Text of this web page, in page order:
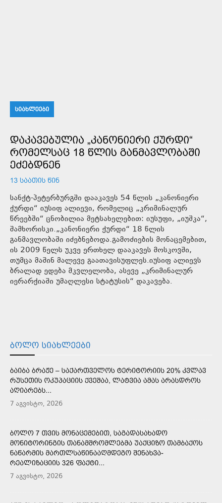
ᲡᲘᲐᲮᲚᲔᲔᲑᲘ
ᲓᲐᲙᲐᲕᲔᲑᲣᲚᲘᲐ „ᲙᲐᲜᲝᲜᲘᲔᲠᲘ ᲥᲣᲠᲓᲘ“
ᲠᲝᲛᲔᲚᲡᲐᲪ 18 ᲬᲚᲘᲡ ᲒᲐᲜᲛᲐᲕᲚᲝᲑᲐᲨᲘ
ᲔᲫᲔᲑᲓᲜᲔᲜ
13 ᲡᲐᲐᲗᲘᲡ ᲬᲘᲜ
სანქტ-პეტერბურგში დააკავეს 54 წლის „კანონიერი
ქურდი“ იუსიფ ალიევი, რომელიც „კრიმინალურ
წრეებში“ ცნობილია მეტსახელებით: იუსუფი, „იუშკა“,
შამხორისკი.„კანონიერი ქურდი“ 18 წლის
განმავლობაში იძებნებოდა.გამოძიების მონაცემებით,
ის 2009 წელს უკვე ერთხელ დააკავეს მოსკოვში,
თუმცა მაშინ მალევე გაათავისუფლეს.იუსიფ ალიევს
ბრალად ედება მკვლელობა, ასევე „კრიმინალურ
იერარქიაში უმაღლესი სტატუსის“ დაკავება.
ᲑᲝᲚᲝ ᲡᲘᲐᲮᲚᲔᲔᲑᲘ
ᲑᲐᲘᲑᲐ ᲑᲠᲐᲟᲔ – ᲡᲐᲥᲐᲠᲗᲕᲔᲚᲝᲡ ᲢᲔᲠᲘᲢᲝᲠᲘᲘᲡ 20% ᲙᲕᲚᲐᲕ
ᲠᲣᲡᲔᲗᲘᲡ ᲝᲙᲣᲞᲐᲪᲘᲘᲡ ᲥᲕᲔᲨᲐᲐ, ᲚᲐᲢᲕᲘᲐ ᲐᲛᲐᲡ ᲐᲠᲐᲡᲓᲠᲝᲡ
ᲐᲦᲘᲐᲠᲔᲑᲡ...
7 აგვისტო, 2026
ᲑᲝᲚᲝ 7 ᲗᲕᲘᲡ ᲛᲝᲜᲐᲪᲔᲛᲔᲑᲘᲗ, ᲡᲐᲒᲐᲓᲐᲡᲐᲮᲐᲓᲝ
ᲛᲝᲜᲘᲢᲝᲠᲘᲜᲒᲘᲡ ᲗᲐᲜᲐᲛᲨᲠᲝᲛᲚᲔᲑᲛᲐ ᲣᲐᲥᲪᲘᲖᲝ ᲗᲐᲛᲑᲐᲥᲝᲡ
ᲜᲐᲬᲐᲠᲛᲘᲡ ᲛᲐᲠᲗᲚᲡᲐᲬᲘᲜᲐᲐᲦᲛᲓᲔᲒᲝ ᲨᲔᲜᲐᲮᲕᲐ-
ᲠᲔᲐᲚᲘᲖᲐᲪᲘᲘᲡ 326 ᲤᲐᲥᲢᲘ...
7 აგვისტო, 2026